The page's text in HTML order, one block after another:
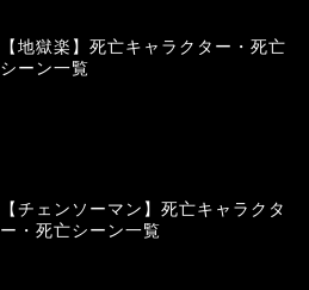
【地獄楽】死亡キャラクター・死亡
シーン一覧
【チェンソーマン】死亡キャラクタ
ー・死亡シーン一覧